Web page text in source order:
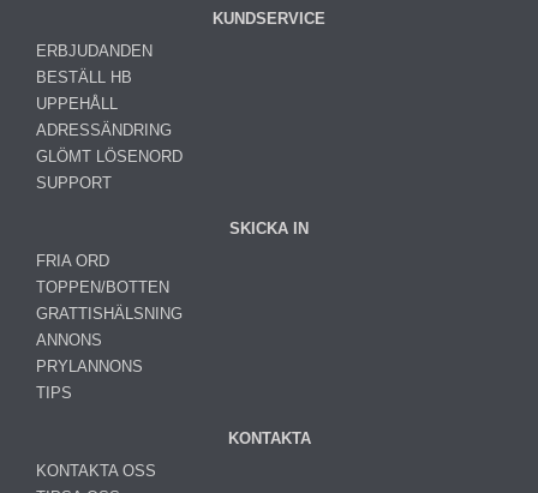
KUNDSERVICE
ERBJUDANDEN
BESTÄLL HB
UPPEHÅLL
ADRESSÄNDRING
GLÖMT LÖSENORD
SUPPORT
SKICKA IN
FRIA ORD
TOPPEN/BOTTEN
GRATTISHÄLSNING
ANNONS
PRYLANNONS
TIPS
KONTAKTA
KONTAKTA OSS